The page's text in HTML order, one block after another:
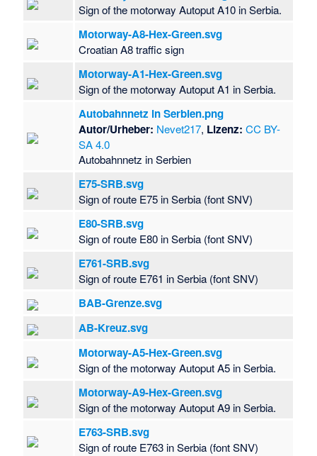
Sign of the motorway Autoput A10 in Serbia.
Motorway-A8-Hex-Green.svg
Croatian A8 traffic sign
Motorway-A1-Hex-Green.svg
Sign of the motorway Autoput A1 in Serbia.
Autobahnnetz in Serbien.png
Autor/Urheber: Nevet217, Lizenz: CC BY-
SA 4.0
Autobahnnetz in Serbien
E75-SRB.svg
Sign of route E75 in Serbia (font SNV)
E80-SRB.svg
Sign of route E80 in Serbia (font SNV)
E761-SRB.svg
Sign of route E761 in Serbia (font SNV)
BAB-Grenze.svg
AB-Kreuz.svg
Motorway-A5-Hex-Green.svg
Sign of the motorway Autoput A5 in Serbia.
Motorway-A9-Hex-Green.svg
Sign of the motorway Autoput A9 in Serbia.
E763-SRB.svg
Sign of route E763 in Serbia (font SNV)